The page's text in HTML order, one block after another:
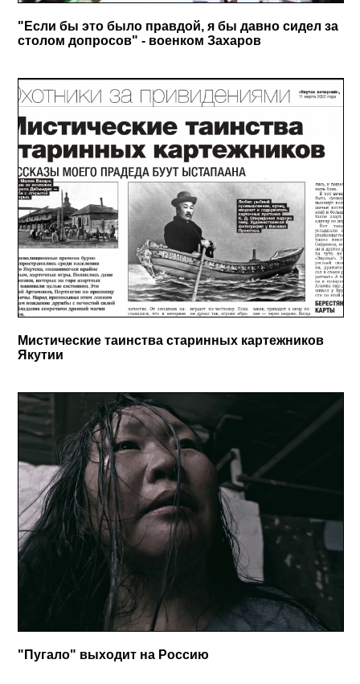
"Если бы это было правдой, я бы давно сидел за
столом допросов" - военком Захаров
Мистические таинства старинных картежников
Якутии
"Пугало" выходит на Россию